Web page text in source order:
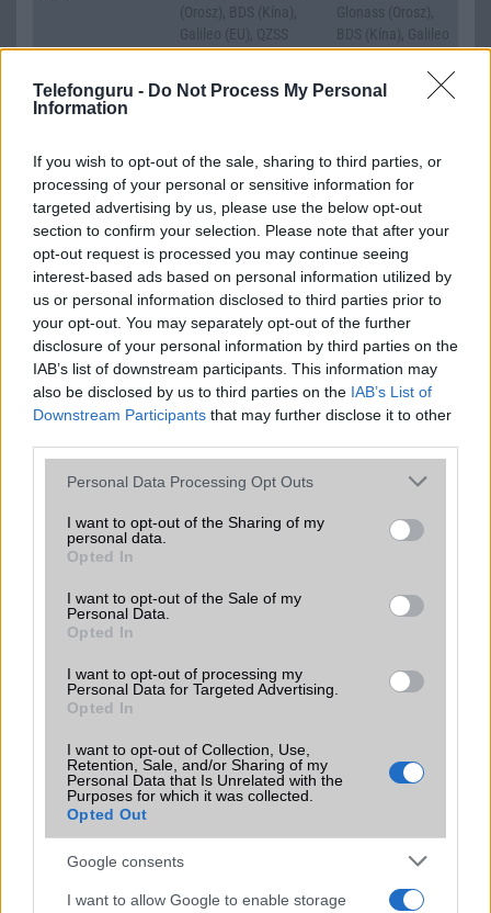
Telefonguru - Do Not Process My Personal
Information
If you wish to opt-out of the sale, sharing to third parties, or
processing of your personal or sensitive information for
targeted advertising by us, please use the below opt-out
section to confirm your selection. Please note that after your
opt-out request is processed you may continue seeing
interest-based ads based on personal information utilized by
us or personal information disclosed to third parties prior to
your opt-out. You may separately opt-out of the further
disclosure of your personal information by third parties on the
IAB’s list of downstream participants. This information may
also be disclosed by us to third parties on the IAB’s List of
Downstream Participants that may further disclose it to other
Please note that this website/app uses one or more Google
not limited to your visit or usage behaviour. You may click to
grant or deny consent to Google and its third-party tags to
use your data for below specified purposes in below Google
consent section.
Personal Data Processing Opt Outs
I want to opt-out of the Sharing of my
personal data.
Opted In
I want to opt-out of the Sale of my
Personal Data.
Opted In
I want to opt-out of processing my
Personal Data for Targeted Advertising.
Opted In
I want to opt-out of Collection, Use,
Retention, Sale, and/or Sharing of my
Personal Data that Is Unrelated with the
Purposes for which it was collected.
Opted Out
Google consents
I want to allow Google to enable storage
(Orosz), BDS (Kína),
Galileo (EU), QZSS
(Japán)
Glonass (Orosz),
BDS (Kína), Galileo
(EU), QZSS
Push to Talk
AKKUMULÁTOR
Típus Li-Polimer Li-Polimer
Készenléti idő h /
Cserélhetőség
Az akkumulátor nem
vehetõ ki!
Az akkumulátor
nem vehetõ ki!
Beszélgetési idő h /
Gyorstöltés
Gyorstöltésre alkalmas
Gyorstöltésre
alkalmas
ALKALMAZÁSOK ÉS ÉRZÉKELŐK
Java Nincs Nincs
olvasó
Organizer alap szolgáltatás
szótár
független szótár
Office alkalmazások
PowerPoint, PDF)
Iránytũ
Extrák Dolby mobile
32-bit/384kHz
audio
EGYÉB
Vibra jelzés alap szolgáltatás alap szolgáltatás
SIM típus nanoSIM nanoSIM